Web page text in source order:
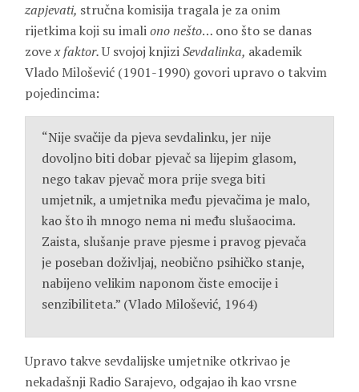
zapjevati, stručna komisija tragala je za onim
rijetkima koji su imaliono nešto… ono što se danas
zovex faktor.U svojoj knjiziSevdalinka, akademik
Vlado Milošević (1901-1990) govori upravo o takvim
pojedincima:
“Nije svačije da pjeva sevdalinku, jer nije
dovoljno biti dobar pjevač sa lijepim glasom,
nego takav pjevač mora prije svega biti
umjetnik, a umjetnika među pjevačima je malo,
kao što ih mnogo nema ni među slušaocima.
Zaista, slušanje prave pjesme i pravog pjevača
je poseban doživljaj, neobično psihičko stanje,
nabijeno velikim naponom čiste emocije i
senzibiliteta.” (Vlado Milošević, 1964)
Upravo takve sevdalijske umjetnike otkrivao je
nekadašnji Radio Sarajevo, odgajao ih kao vrsne